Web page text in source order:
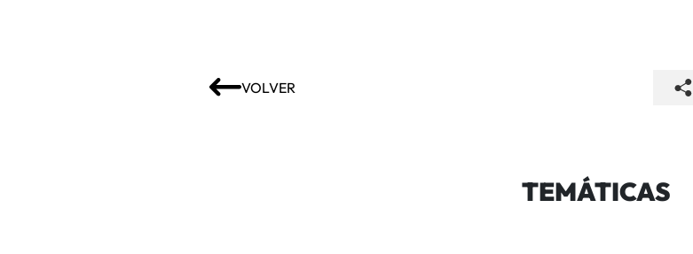
VOLVER
TEMÁTICAS